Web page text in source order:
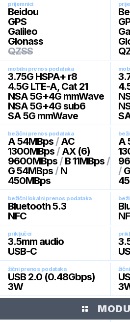
prijemnici
Beidou
GPS
Galileo
Glonass
QZSS
mobilni prenos podataka
3.75G HSPA+ r8
4.5G LTE-A, Cat 21
NSA 5G+4G mmWave
NSA 5G+4G sub6
SA 5G mmWave
bežični prenos podataka
A 54MBps / AC
1300MBps / AX (6)
9600MBps / B 11MBps /
G 54MBps / N
450MBps
A
/
bežični lokalni prenos podataka
Bluetooth 5.3
NFC
priključci
3.5mm audio
USB-C
žični prenos podataka
USB 2.0 (0.48Gbps)
3W